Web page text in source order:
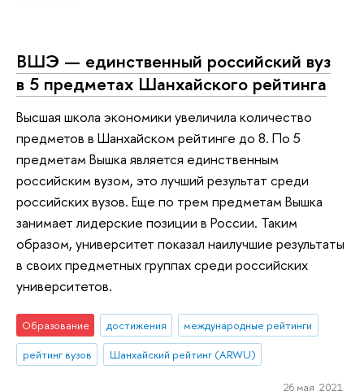
ВШЭ — единственный российский вуз
в 5 предметах Шанхайского рейтинга
Высшая школа экономики увеличила количество
предметов в Шанхайском рейтинге до 8. По 5
предметам Вышка является единственным
российским вузом, это лучший результат среди
российских вузов. Еще по трем предметам Вышка
занимает лидерские позиции в России. Таким
образом, университет показал наилучшие результаты
в своих предметных группах среди российских
университетов.
Образование достижения
международные рейтинги
рейтинг вузов
Шанхайский рейтинг (ARWU)
26 мая 2021